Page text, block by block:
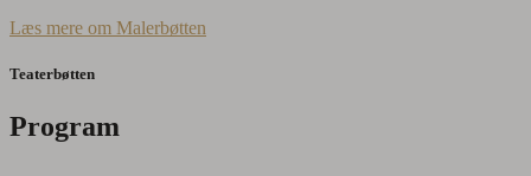
Læs mere om Malerbøtten
Teaterbøtten
Program